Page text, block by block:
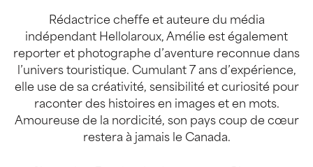
Rédactrice cheffe et auteure du média
indépendant Hellolaroux, Amélie est également
reporter et photographe d’aventure reconnue dans
l’univers touristique. Cumulant 7 ans d’expérience,
elle use de sa créativité, sensibilité et curiosité pour
raconter des histoires en images et en mots.
Amoureuse de la nordicité, son pays coup de cœur
restera à jamais le Canada.